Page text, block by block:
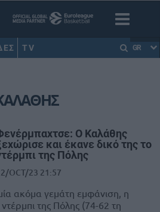
TV GR
Ο Καλάθης
και έκανε δικό της το
της Πόλης
OCT/23 21:57
ακόμα γεμάτη εμφάνιση, η
της Πόλης (74-62 τη